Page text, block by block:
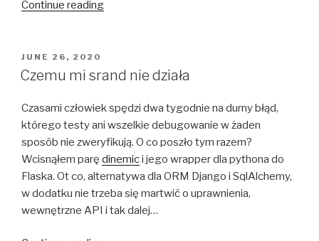
Continue reading“Wakacje
Sądecki”
POSTED
ON
JUNE 26, 2020
Czemu mi srand nie działa
Czasami człowiek spędzi dwa tygodnie na durny błąd,
którego testy ani wszelkie debugowanie w żaden
sposób nie zweryfikują. O co poszło tym razem?
Wcisnąłem parę dinemici jego wrapper dla pythona do
Flaska. Ot co, alternatywa dla ORM Django i SqlAlchemy,
w dodatku nie trzeba się martwić o uprawnienia,
wewnętrzne API i tak dalej…